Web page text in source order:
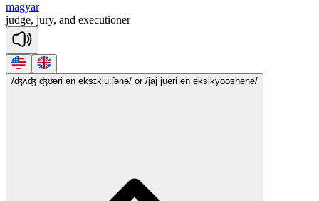
magyar
judge, jury, and executioner
/ʤʌʤ ʤʊəri ən eksɪkju:ʃənə/ or /jaj jueri ēn eksikyooshēnē/